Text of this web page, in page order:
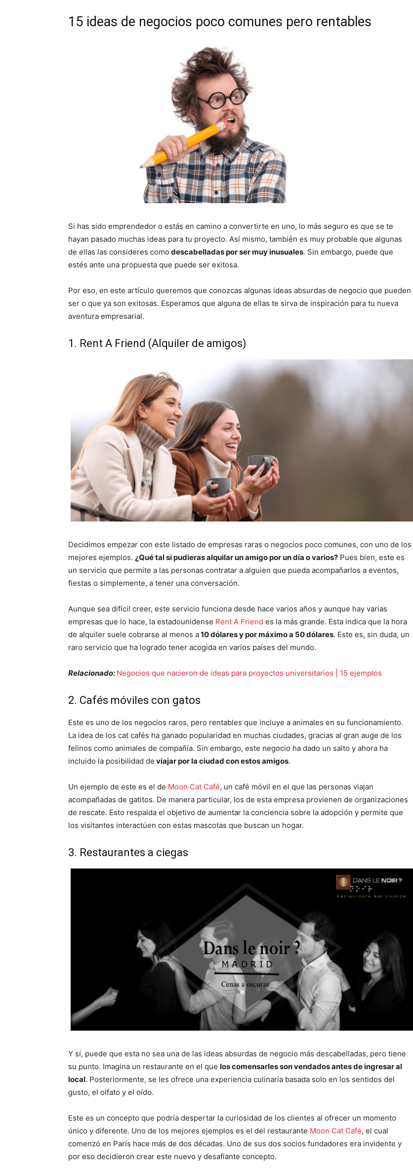
15 ideas de negocios poco comunes pero rentables
Si has sido emprendedor o estás en camino a convertirte en uno, lo más seguro es que se te
hayan pasado muchas ideas para tu proyecto. Así mismo, también es muy probable que algunas
de ellas las consideres como descabelladas por ser muy inusuales. Sin embargo, puede que
estés ante una propuesta que puede ser exitosa.
Por eso, en este artículo queremos que conozcas algunas ideas absurdas de negocio que pueden
ser o que ya son exitosas. Esperamos que alguna de ellas te sirva de inspiración para tu nueva
aventura empresarial.
1. Rent A Friend (Alquiler de amigos)
Decidimos empezar con este listado de empresas raras o negocios poco comunes, con uno de los
mejores ejemplos. ¿Qué tal si pudieras alquilar un amigo por un día o varios? Pues bien, este es
un servicio que permite a las personas contratar a alguien que pueda acompañarlos a eventos,
fiestas o simplemente, a tener una conversación.
Aunque sea difícil creer, este servicio funciona desde hace varios años y aunque hay varias
empresas que lo hace, la estadounidense Rent A Friend es la más grande. Esta indica que la hora
de alquiler suele cobrarse al menos a10 dólares y por máximo a 50 dólares. Este es, sin duda, un
raro servicio que ha logrado tener acogida en varios países del mundo.
Relacionado: Negocios que nacieron de ideas para proyectos universitarios | 15 ejemplos
2. Cafés móviles con gatos
Este es uno de los negocios raros, pero rentables que incluye a animales en su funcionamiento.
La idea de los cat cafés ha ganado popularidad en muchas ciudades, gracias al gran auge de los
felinos como animales de compañía. Sin embargo, este negocio ha dado un salto y ahora ha
incluido la posibilidad de viajar por la ciudad con estos amigos.
Un ejemplo de este es el de Moon Cat Café, un café móvil en el que las personas viajan
acompañadas de gatitos. De manera particular, los de esta empresa provienen de organizaciones
de rescate. Esto respalda el objetivo de aumentar la conciencia sobre la adopción y permite que
los visitantes interactúen con estas mascotas que buscan un hogar.
3. Restaurantes a ciegas
Y sí, puede que esta no sea una de las ideas absurdas de negocio más descabelladas, pero tiene
su punto. Imagina un restaurante en el que los comensarles son vendados antes de ingresar al
local. Posteriormente, se les ofrece una experiencia culinaria basada solo en los sentidos del
gusto, el olfato y el oído.
Este es un concepto que podría despertar la curiosidad de los clientes al ofrecer un momento
único y diferente. Uno de los mejores ejemplos es el del restaurante Moon Cat Café, el cual
comenzó en París hace más de dos décadas. Uno de sus dos socios fundadores era invidente y
por eso decidieron crear este nuevo y desafiante concepto.